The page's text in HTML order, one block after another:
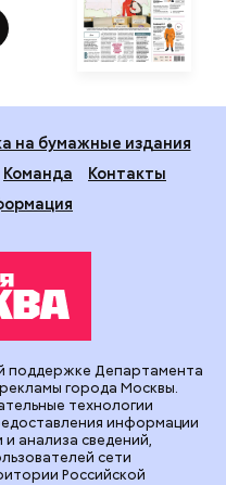
на бумажные издания
Команда
Контакты
поддержке Департамента
города Москвы.
технологии
информации
анализа сведений,
сети
Российской